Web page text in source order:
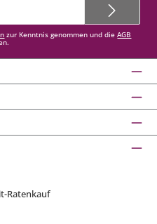
zur Kenntnis genommen und dieAGB
Ratenkauf